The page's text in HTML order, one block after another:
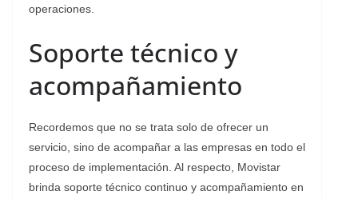
operaciones.
Soporte técnico y
acompañamiento
Recordemos que no se trata solo de ofrecer un
servicio, sino de acompañar a las empresas en todo el
proceso de implementación. Al respecto, Movistar
brinda soporte técnico continuo y acompañamiento en